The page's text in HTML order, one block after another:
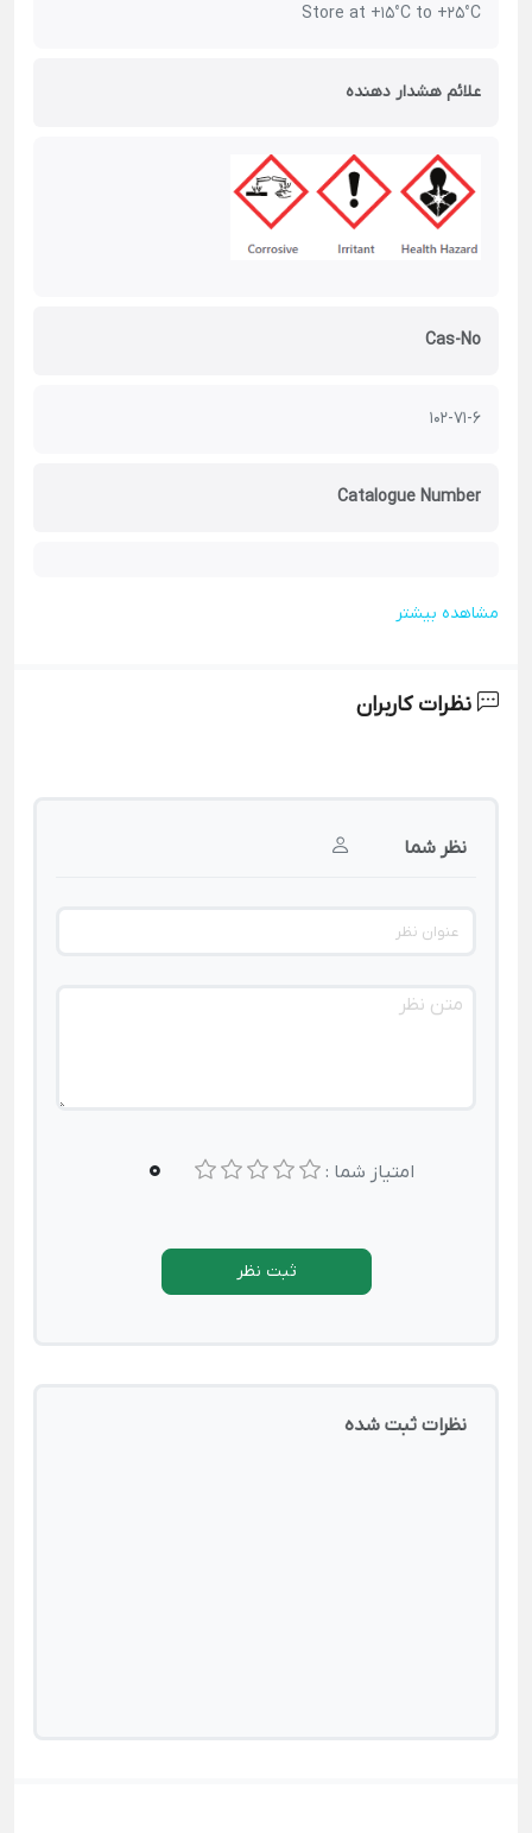
Store at +15°C to +25°C
علائم هشدار دهنده
Cas-No
102-71-6
Catalogue Number
مشاهده بیشتر
نظرات کاربران
نظر شما
امتیاز شما : 0
ثبت نظر
نظرات ثبت شده